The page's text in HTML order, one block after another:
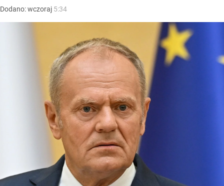
Dodano:wczoraj 5:34